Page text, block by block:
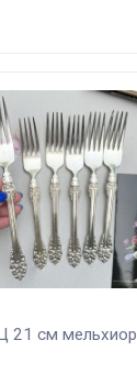
21 см мельхиор